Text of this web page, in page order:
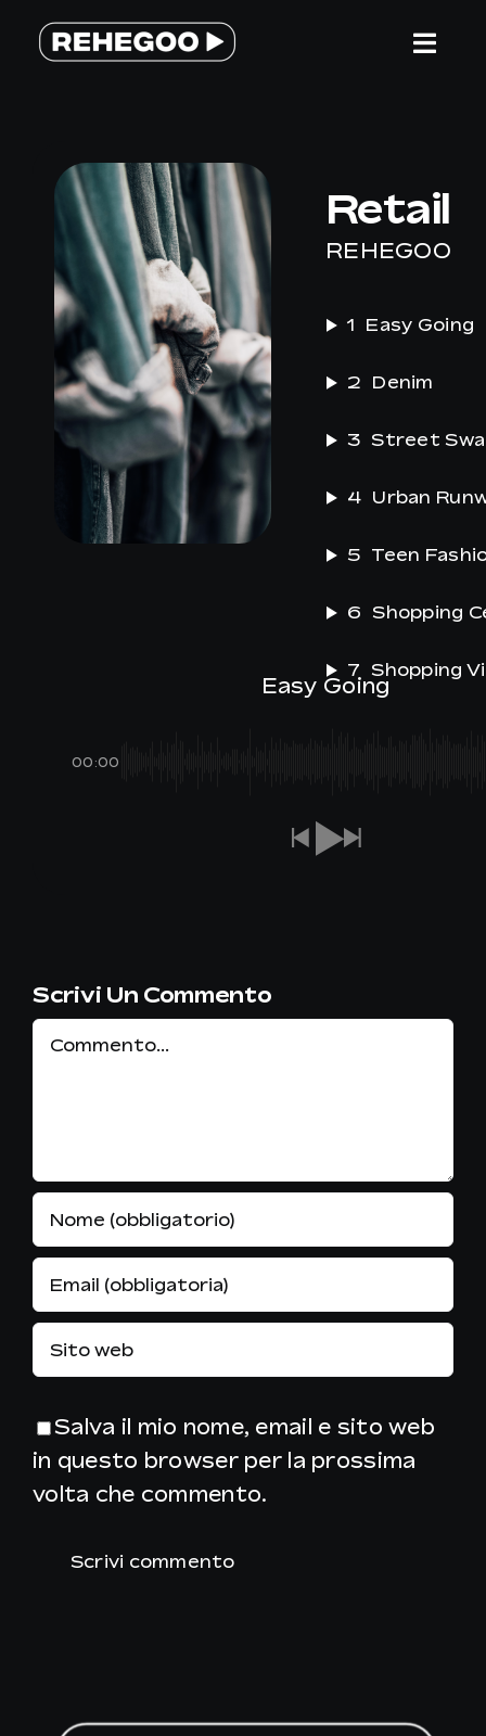
Salta
SERVIZI
PERCHE’ REHEGOO
WE ARE DIFFERENT
TEAM
CONTATTACI
Retail
REHEGOO
1 Easy Going
2 Denim
3 Street
4 Urban
5 Teen
6 Shopping
7 Shopping
Easy Going
00:00
Scrivi Un Commento
Commento
Salva il mio nome, email e sito web
in questo browser per la prossima
volta che commento.